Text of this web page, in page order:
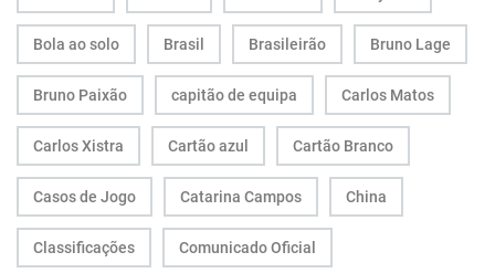
Bola ao solo Brasil Brasileirão Bruno Lage
Bruno Paixão capitão de equipa Carlos Matos
Carlos Xistra Cartão azul Cartão Branco
Casos de Jogo Catarina Campos China
Classificações Comunicado Oficial